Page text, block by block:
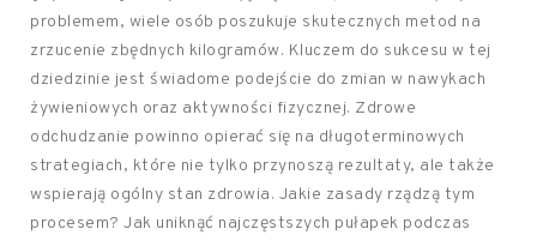
problemem, wiele osób poszukuje skutecznych metod na
zrzucenie zbędnych kilogramów. Kluczem do sukcesu w tej
dziedzinie jest świadome podejście do zmian w nawykach
żywieniowych oraz aktywności fizycznej. Zdrowe
odchudzanie powinno opierać się na długoterminowych
strategiach, które nie tylko przynoszą rezultaty, ale także
wspierają ogólny stan zdrowia. Jakie zasady rządzą tym
procesem? Jak uniknąć najczęstszych pułapek podczas